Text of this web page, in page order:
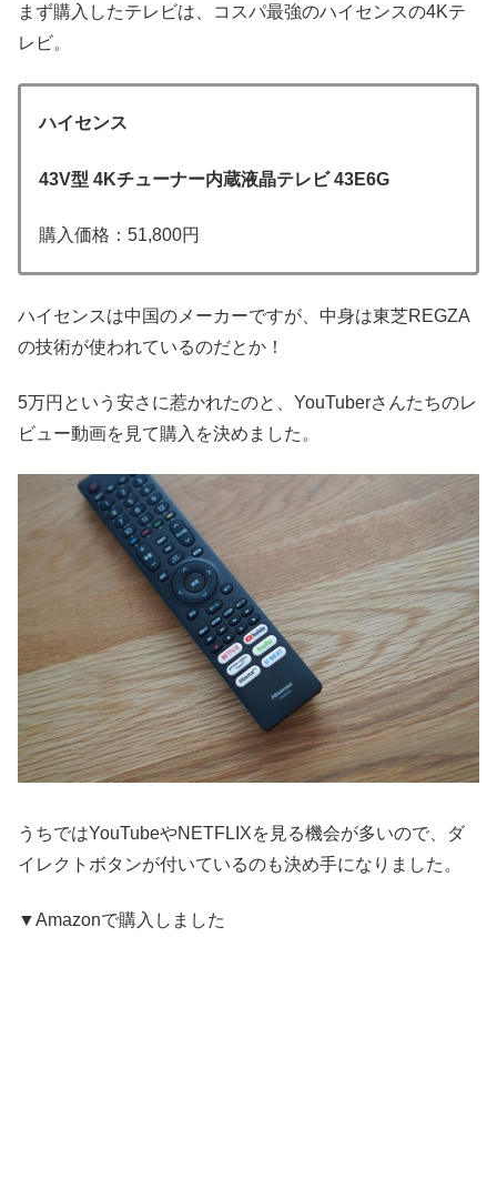
まず購入したテレビは、コスパ最強のハイセンスの4Kテ
レビ。
ハイセンス
43V型 4Kチューナー内蔵液晶テレビ 43E6G
購入価格：51,800円
ハイセンスは中国のメーカーですが、中身は東芝REGZA
の技術が使われているのだとか！
5万円という安さに惹かれたのと、YouTuberさんたちのレ
ビュー動画を見て購入を決めました。
うちではYouTubeやNETFLIXを見る機会が多いので、ダ
イレクトボタンが付いているのも決め手になりました。
▼Amazonで購入しました